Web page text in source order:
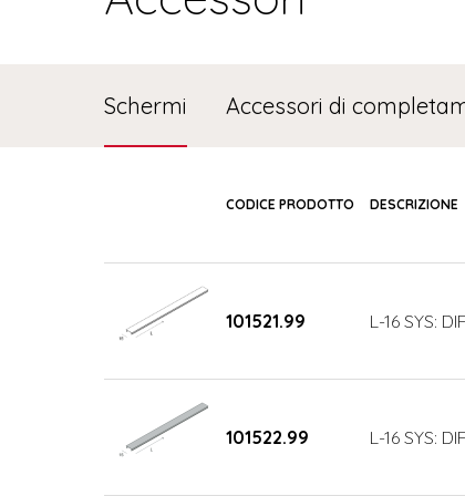
Schermi Accessori di
CODICE PRODOTTO DESCRIZIONE
101521.99 L-16 SYS:
101522.99 L-16 SYS: